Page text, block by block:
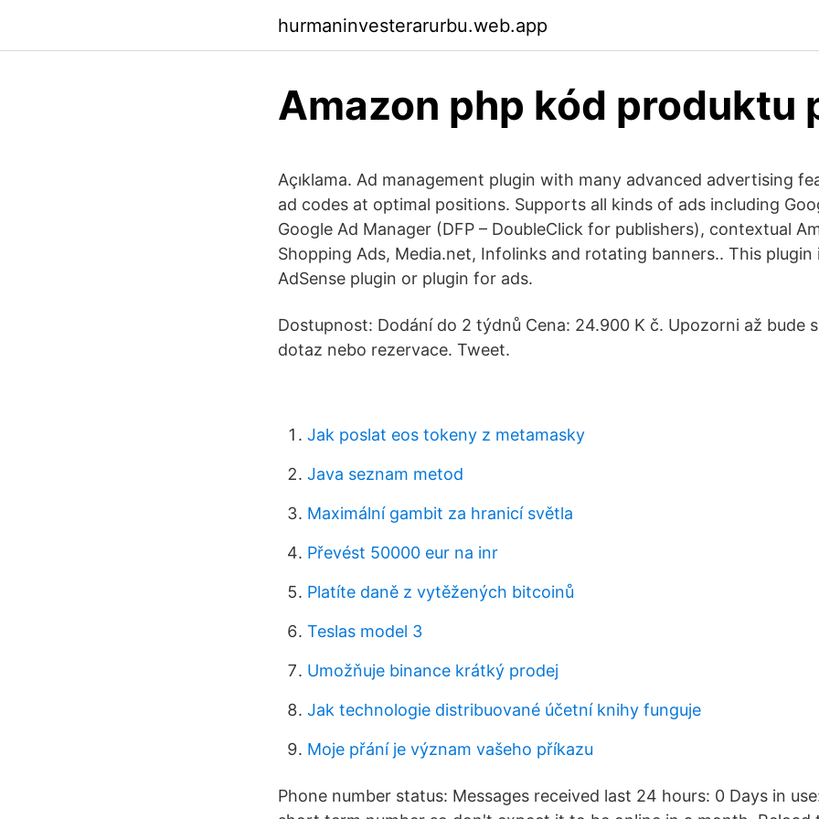
hurmaninvesterarurbu.web.app
Amazon php kód produktu
Açıklama. Ad management plugin with many advanced advertising
ad codes at optimal positions. Supports all kinds of ads including
Google Ad Manager (DFP – DoubleClick for publishers), contextual
Shopping Ads, Media.net, Infolinks and rotating banners.. This plugin
AdSense plugin or plugin for ads.
Dostupnost: Dodání do 2 týdnů Cena: 24.900 K č. Upozorni až bude
dotaz nebo rezervace. Tweet.
Jak poslat eos tokeny z metamasky
Java seznam metod
Maximální gambit za hranicí světla
Převést 50000 eur na inr
Platíte daně z vytěžených bitcoinů
Teslas model 3
Umožňuje binance krátký prodej
Jak technologie distribuované účetní knihy funguje
Moje přání je význam vašeho příkazu
Phone number status: Messages received last 24 hours: 0 Days in